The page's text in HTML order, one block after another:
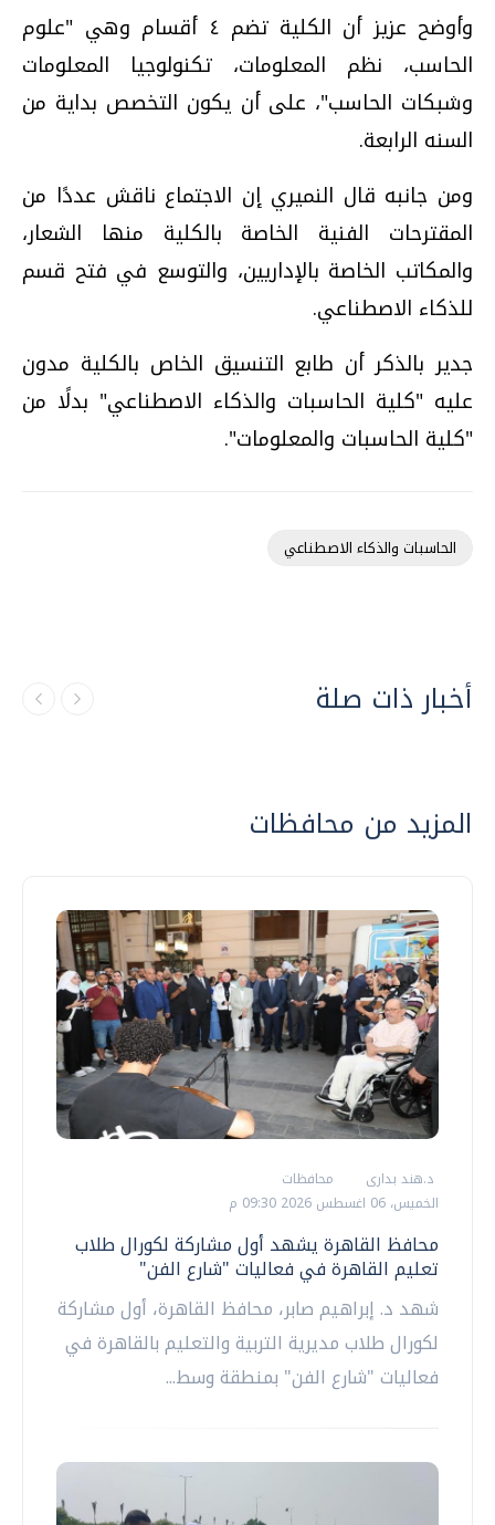
وأوضح عزيز أن الكلية تضم ٤ أقسام وهي "علوم
الحاسب، نظم المعلومات، تكنولوجيا المعلومات
وشبكات الحاسب"، على أن يكون التخصص بداية من
السنه الرابعة.
ومن جانبه قال النميري إن الاجتماع ناقش عددًا من
المقترحات الفنية الخاصة بالكلية منها الشعار،
والمكاتب الخاصة بالإداريين، والتوسع في فتح قسم
للذكاء الاصطناعي.
جدير بالذكر أن طابع التنسيق الخاص بالكلية مدون
عليه "كلية الحاسبات والذكاء الاصطناعي" بدلًا من
"كلية الحاسبات والمعلومات".
الحاسبات والذكاء الاصطناعي
أخبار ذات صلة
المزيد من محافظات
د.هند بدارى
محافظات
الخميس، 06 اغسطس 2026 09:30 م
محافظ القاهرة يشهد أول مشاركة لكورال طلاب
تعليم القاهرة في فعاليات "شارع الفن"
شهد د. إبراهيم صابر، محافظ القاهرة، أول مشاركة
لكورال طلاب مديرية التربية والتعليم بالقاهرة في
فعاليات "شارع الفن" بمنطقة وسط...